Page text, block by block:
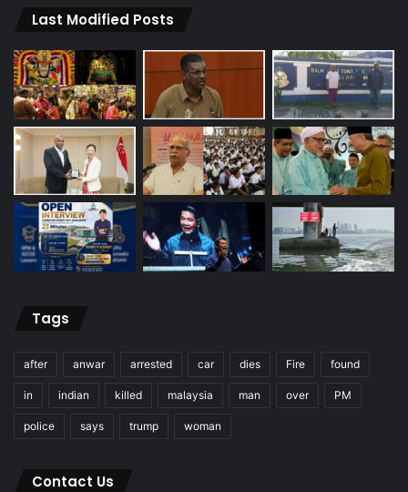
Last Modified Posts
Tags
after anwar arrested car dies Fire found
in indian killed malaysia man over PM
police says trump woman
Contact Us